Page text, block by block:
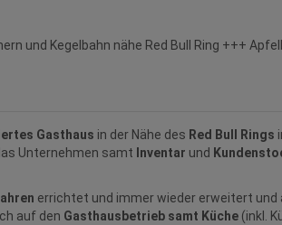
Gasthaus in der Nähe des Red Bull Rings
Unternehmen samt Inventar und
errichtet und immer wieder erweitert und
auf den Gasthausbetrieb samt Küche (inkl.